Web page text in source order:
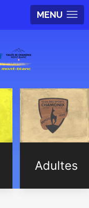
MENU
Adultes